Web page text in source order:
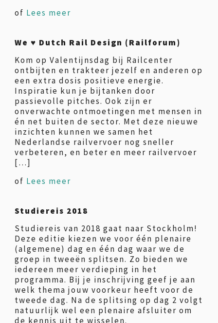
of Lees meer
We ♥ Dutch Rail Design (Railforum)
Kom op Valentijnsdag bij Railcenter
ontbijten en trakteer jezelf en anderen op
een extra dosis positieve energie.
Inspiratie kun je bijtanken door
passievolle pitches. Ook zijn er
onverwachte ontmoetingen met mensen in
én net buiten de sector. Met deze nieuwe
inzichten kunnen we samen het
Nederlandse railvervoer nog sneller
verbeteren, en beter en meer railvervoer
[…]
of Lees meer
Studiereis 2018
Studiereis van 2018 gaat naar Stockholm!
Deze editie kiezen we voor één plenaire
(algemene) dag en één dag waar we de
groep in tweeën splitsen. Zo bieden we
iedereen meer verdieping in het
programma. Bij je inschrijving geef je aan
welk thema jouw voorkeur heeft voor de
tweede dag. Na de splitsing op dag 2 volgt
natuurlijk wel een plenaire afsluiter om
de kennis uit te wisselen.